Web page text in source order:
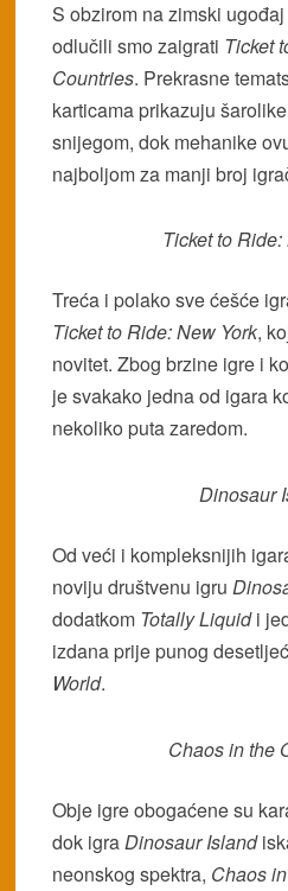
S obzirom na zimski
odlučili smo zaigrati Ticket
Countries. Prekrasne
karticama prikazuju
snijegom, dok mehanike
najboljom za manji broj
Ticket to
Treća i polako sve ćešće
Ticket to Ride: New York,
novitet. Zbog brzine igre i
je svakako jedna od igara
nekoliko puta zaredom.
Dinosaur
Od veći i kompleksnijih
noviju društvenu igru
dodatkom Totally Liquidi
izdana prije punog
World.
Chaos in the
Obje igre obogaćene su
dok igraDinosaur Island
neonskog spektra, Chaos